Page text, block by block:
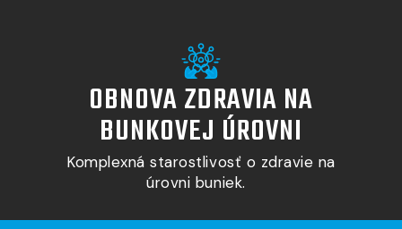
OBNOVA ZDRAVIA NA
BUNKOVEJ ÚROVNI
Komplexná starostlivosť o zdravie na
úrovni buniek.